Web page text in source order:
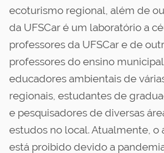
ecoturismo regional, além de
da UFSCar é um laboratório a
professores da UFSCar e de
professores do ensino
educadores ambientais de
regionais, estudantes de
e pesquisadores de diversas
estudos no local. Atualmente, o
está proibido devido a